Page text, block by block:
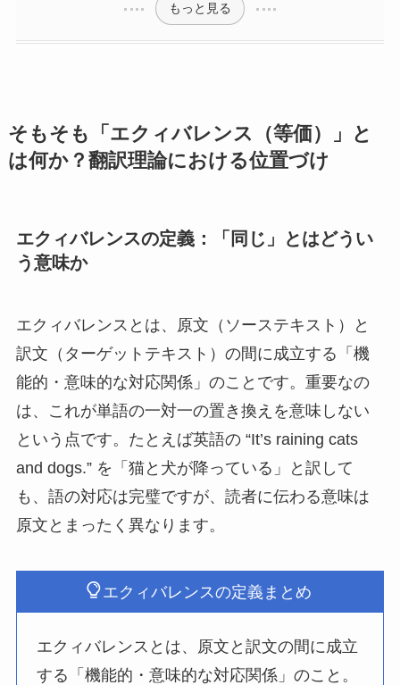
もっと見る
そもそも「エクィバレンス（等価）」と
は何か？翻訳理論における位置づけ
エクィバレンスの定義：「同じ」とはどうい
う意味か
エクィバレンスとは、原文（ソーステキスト）と
訳文（ターゲットテキスト）の間に成立する「機
能的・意味的な対応関係」のことです。重要なの
は、これが単語の一対一の置き換えを意味しない
という点です。たとえば英語の “It’s raining cats
and dogs.” を「猫と犬が降っている」と訳して
も、語の対応は完璧ですが、読者に伝わる意味は
原文とまったく異なります。
エクィバレンスの定義まとめ
エクィバレンスとは、原文と訳文の間に成立
する「機能的・意味的な対応関係」のこと。